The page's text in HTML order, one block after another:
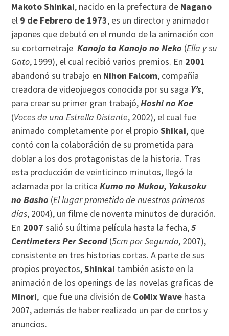
Makoto Shinkai, nacido en la prefectura de Nagano
el 9 de Febrero de 1973, es un director y animador
japones que debutó en el mundo de la animación con
su cortometrajeKanojo to Kanojo no Neko (Ella y su
Gato, 1999), el cual recibió varios premios. En 2001
abandonó su trabajo en Nihon Falcom, compañía
creadora de videojuegos conocida por su saga Y’s,
para crear su primer gran trabajó,Hoshi no Koe
(Voces de una Estrella Distante, 2002), el cual fue
animado completamente por el propioShikai, que
contó con la colaboráción de su prometida para
doblar a los dos protagonistas de la historia. Tras
esta producción de veinticinco minutos, llegó la
aclamada por la criticaKumo no Mukou, Yakusoku
no Basho (El lugar prometido de nuestros primeros
días, 2004), un filme de noventa minutos de duración.
En 2007 salió su última película hasta la fecha,5
Centimeters Per Second(5cm por Segundo, 2007),
consistente en tres historias cortas. A parte de sus
propios proyectos,Shinkai también asiste en la
animación de los openings de las novelas graficas de
Minori, que fue una división de CoMix Wave hasta
2007, además de haber realizado un par de cortos y
anuncios.